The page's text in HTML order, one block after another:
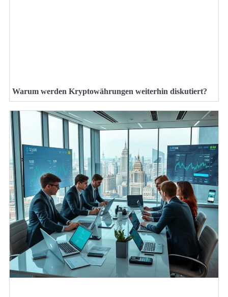
Warum werden Kryptowährungen weiterhin diskutiert?